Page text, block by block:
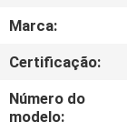
EXCURSÃO
DA
FÁBRICA
Marca:
Certificação:
Número do
modelo: